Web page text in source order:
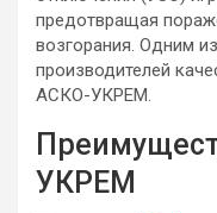
предотвращая
возгорания. Одним
производителей
АСКО-УКРЕМ.
УКРЕМ